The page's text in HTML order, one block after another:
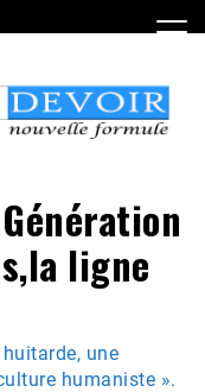
ligne
une
humaniste ».